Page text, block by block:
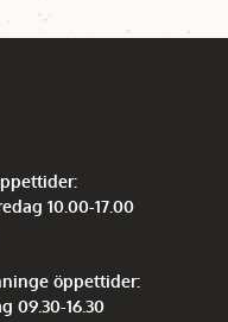
10.00-17.00
öppettider:
09.30-16.30